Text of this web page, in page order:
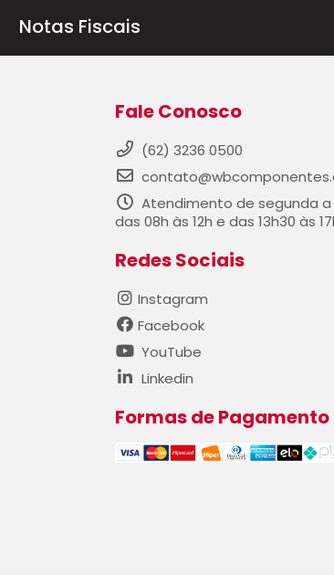
Notas Fiscais
Fale Conosco
(62) 3236 0500
Atendimento de segunda
das 08h às 12h e das 13h30 às
Redes Sociais
Instagram
Facebook
YouTube
Linkedin
Formas de Pagamento